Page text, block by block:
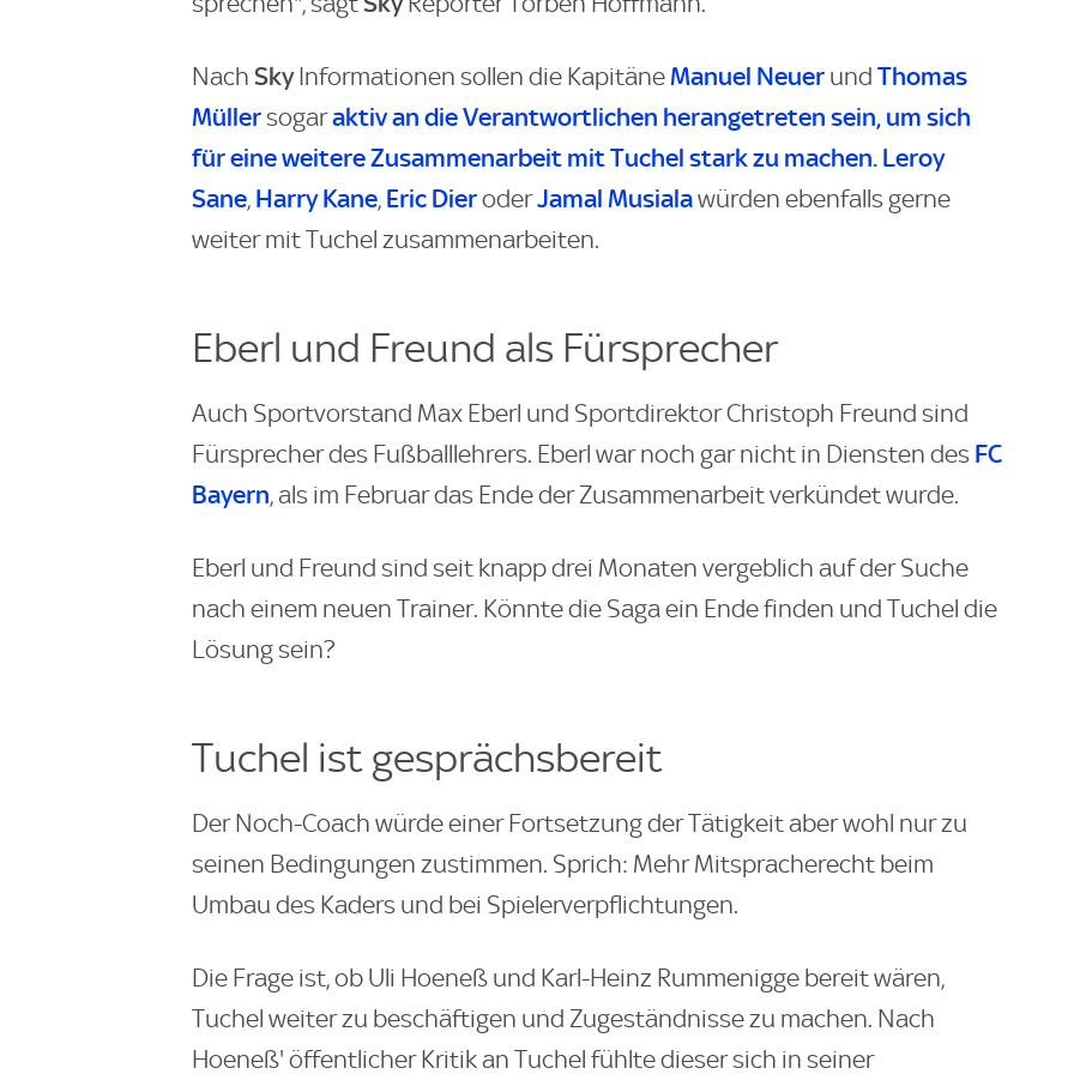
Nach SkyInformationen sollen die KapitäneManuel Neuer und Thomas
Müller sogaraktiv an die Verantwortlichen herangetreten sein, um sich
für eine weitere Zusammenarbeit mit Tuchel stark zu machen. Leroy
Sane, Harry Kane, Eric DieroderJamal Musialawürden ebenfalls gerne
weiter mit Tuchel zusammenarbeiten.
Eberl und Freund als Fürsprecher
Auch Sportvorstand Max Eberl und Sportdirektor Christoph Freund sind
Fürsprecher des Fußballlehrers. Eberl war noch gar nicht in Diensten des FC
Bayern, als im Februar das Ende der Zusammenarbeit verkündet wurde.
Eberl und Freund sind seit knapp drei Monaten vergeblich auf der Suche
nach einem neuen Trainer. Könnte die Saga ein Ende finden und Tuchel die
Lösung sein?
Tuchel ist gesprächsbereit
Der Noch-Coach würde einer Fortsetzung der Tätigkeit aber wohl nur zu
seinen Bedingungen zustimmen. Sprich: Mehr Mitspracherecht beim
Umbau des Kaders und bei Spielerverpflichtungen.
Die Frage ist, ob Uli Hoeneß und Karl-Heinz Rummenigge bereit wären,
Tuchel weiter zu beschäftigen und Zugeständnisse zu machen. Nach
Hoeneß' öffentlicher Kritik an Tuchel fühlte dieser sich in seiner